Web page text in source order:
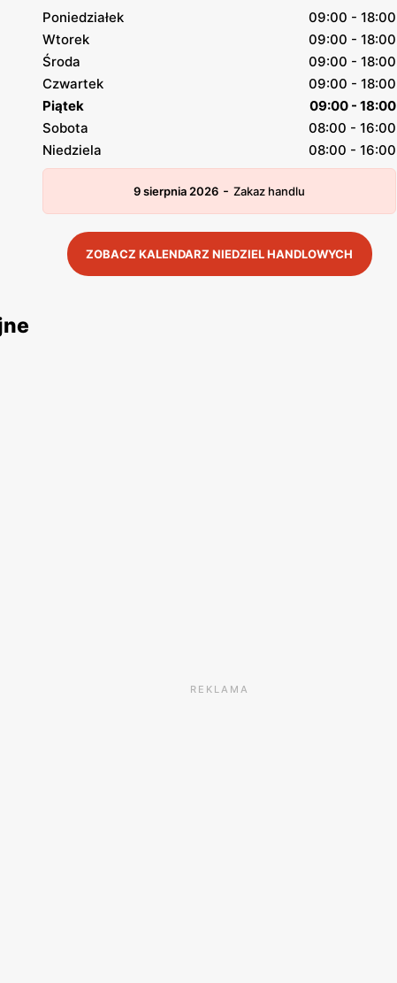
Poniedziałek
09:00 - 18:00
Wtorek
09:00 - 18:00
Środa
09:00 - 18:00
Czwartek
09:00 - 18:00
Piątek
09:00 - 18:00
Sobota
08:00 - 16:00
Niedziela
08:00 - 16:00
9 sierpnia 2026 - Zakaz handlu
ZOBACZ KALENDARZ NIEDZIEL HANDLOWYCH
REKLAMA